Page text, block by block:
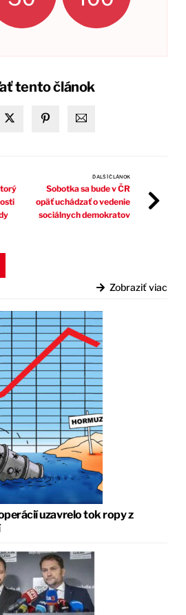
tento článok
ĎALŠÍ ČLÁNOK
Sobotka sa bude v ČR
opäť uchádzať o vedenie
sociálnych demokratov
Zobraziť viac
uzavrelo tok ropy z